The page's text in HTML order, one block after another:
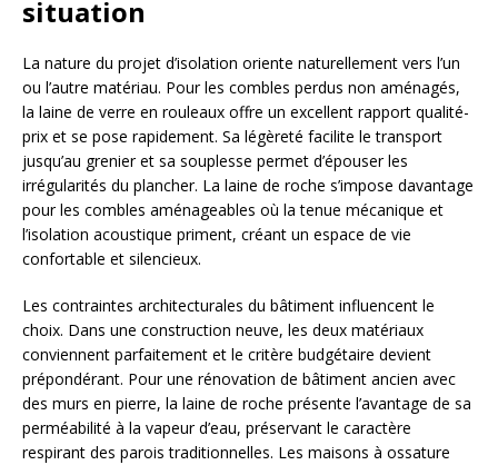
situation
La nature du projet d’isolation oriente naturellement vers l’un
ou l’autre matériau. Pour les combles perdus non aménagés,
la laine de verre en rouleaux offre un excellent rapport qualité-
prix et se pose rapidement. Sa légèreté facilite le transport
jusqu’au grenier et sa souplesse permet d’épouser les
irrégularités du plancher. La laine de roche s’impose davantage
pour les combles aménageables où la tenue mécanique et
l’isolation acoustique priment, créant un espace de vie
confortable et silencieux.
Les contraintes architecturales du bâtiment influencent le
choix. Dans une construction neuve, les deux matériaux
conviennent parfaitement et le critère budgétaire devient
prépondérant. Pour une rénovation de bâtiment ancien avec
des murs en pierre, la laine de roche présente l’avantage de sa
perméabilité à la vapeur d’eau, préservant le caractère
respirant des parois traditionnelles. Les maisons à ossature